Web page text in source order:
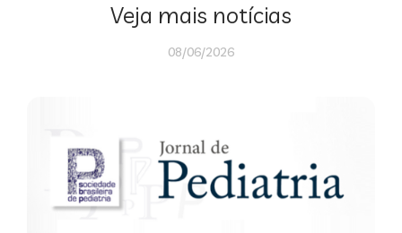
Veja mais notícias
08/06/2026